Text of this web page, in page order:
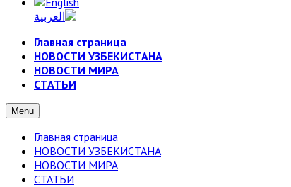
Главная страница
НОВОСТИ УЗБЕКИСТАНА
НОВОСТИ МИРА
СТАТЬИ
Menu
Главная страница
НОВОСТИ УЗБЕКИСТАНА
НОВОСТИ МИРА
СТАТЬИ